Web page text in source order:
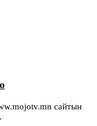
сайтын